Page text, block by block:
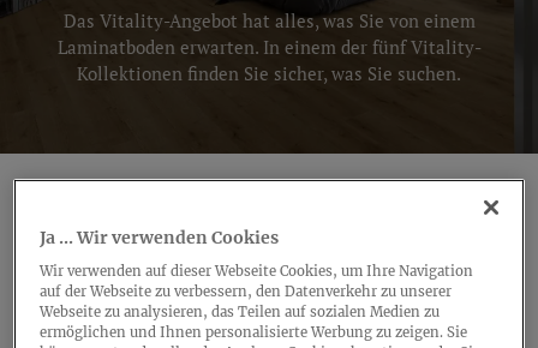
Das Vitality-Angebot hat alles, was Sie von einem
Laminatboden erwarten. In einem der fünf Vitality-
Kollektionen finden Sie sicher, was Sie suchen.
Ja ... Wir verwenden Cookies
Wir verwenden auf dieser Webseite Cookies, um Ihre Navigation
auf der Webseite zu verbessern, den Datenverkehr zu unserer
Webseite zu analysieren, das Teilen auf sozialen Medien zu
ermöglichen und Ihnen personalisierte Werbung zu zeigen. Sie